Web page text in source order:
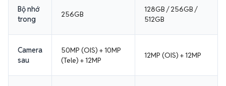
Bộ nhớ
trong
256GB
128GB / 256GB /
512GB
Camera
sau
50MP (OIS) + 10MP
(Tele) + 12MP
12MP (OIS) + 12MP